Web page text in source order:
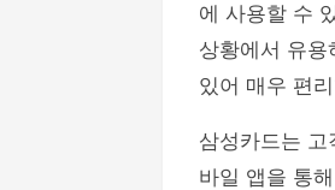
에 사용할 수
상황에서 유
있어 매우 편
삼성카드는
바일 앱을 통